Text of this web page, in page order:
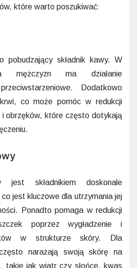
które warto poszukiwać:
pobudzający składnik kawy. W
mężczyzn ma działanie
Dodatkowo
co może pomóc w redukcji
obrzęków, które często dotykają
jest składnikiem doskonale
jest kluczowe dla utrzymania jej
Ponadto pomaga w redukcji
poprzez wygładzenie i
w strukturze skóry. Dla
narażają swoją skórę na
takie jak wiatr czy słońce, kwas